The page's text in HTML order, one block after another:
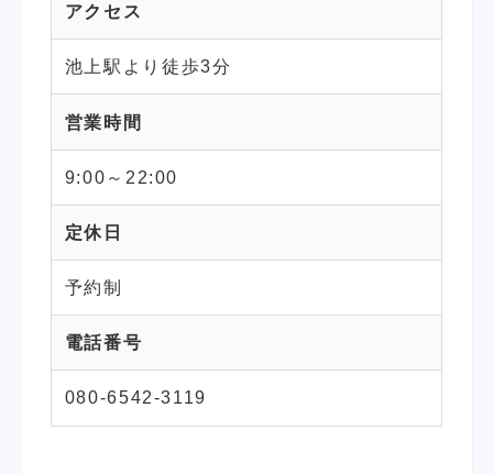
アクセス
池上駅より徒歩3分
営業時間
9:00～22:00
定休日
予約制
電話番号
080-6542-3119